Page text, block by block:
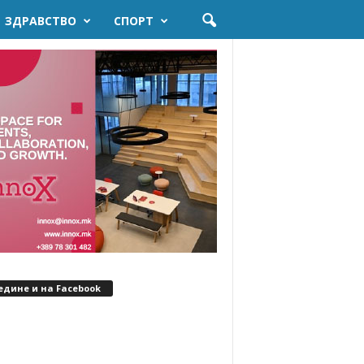
ЗДРАВСТВО СПОРТ
и на Facebook